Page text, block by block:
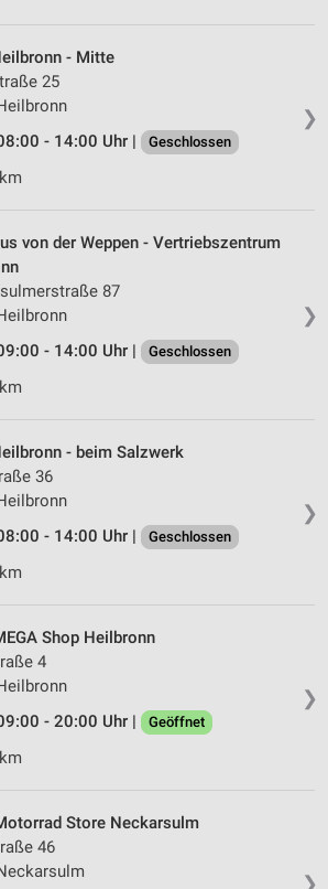
❯
- Mitte
25
- 14:00 Uhr |
Geschlossen
❯
von der Weppen - Vertriebszentrum
87
- 14:00 Uhr |
Geschlossen
❯
- beim Salzwerk
36
- 14:00 Uhr |
Geschlossen
❯
Shop Heilbronn
4
- 20:00 Uhr |
Geöffnet
❯
Store Neckarsulm
46